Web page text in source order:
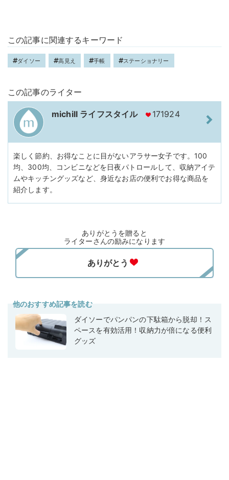
この記事に関連するキーワード
ダイソー 高見え 手帳 ステーショナリー
この記事のライター
michill ライフスタイル 171924
楽しく節約、お得なことに目がないアラサー女子です。100
均、300均、コンビニなどを日夜パトロールして、収納アイテ
ムやキッチングッズなど、身近なお店の便利でお得な商品を
紹介します。
ありがとうを贈ると
ライターさんの励みになります
他のおすすめ記事を読む
ダイソーでパンパンの下駄箱から脱却！ス
ペースを有効活用！収納力が倍になる便利
グッズ